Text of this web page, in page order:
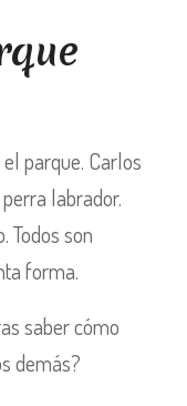
parque. Carlos
labrador.
Todos son
forma.
saber cómo
demás?